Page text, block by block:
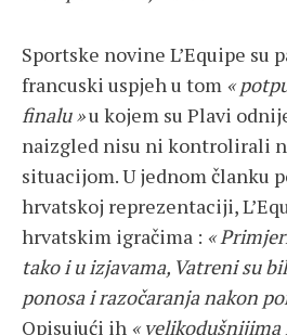
Sportske novine L’Equipe su
francuski uspjeh u tom «
finalu »u kojem su Plavi
naizgled nisu ni kontrolirali
situacijom. U jednom članku
hrvatskoj reprezentaciji,
hrvatskim igračima : «
tako i u izjavama, Vatreni su
ponosa i razočaranja nakon
Opisujući ih « velikodušnijima